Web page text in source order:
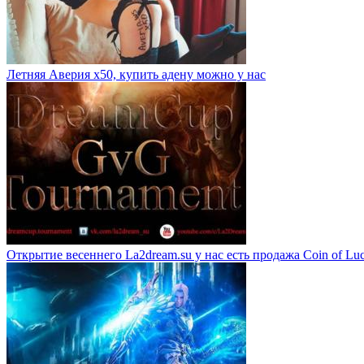
Летняя Аверия х50, купить адену можно у нас
Открытие весеннего La2dream.su у нас есть продажа Coin of